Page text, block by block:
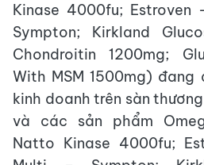
Kinase 4000fu; Estroven
Sympton; Kirkland
Chondroitin 1200mg;
With MSM 1500mg)
kinh doanh trên sàn
và các sản phẩm
Natto Kinase 4000fu;